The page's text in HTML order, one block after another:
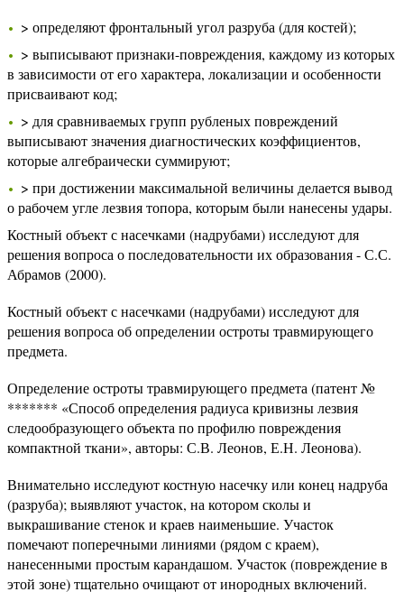
> определяют фронтальный угол разруба (для костей);
> выписывают признаки-повреждения, каждому из которых
в зависимости от его характера, локализации и особенности
присваивают код;
> для сравниваемых групп рубленых повреждений
выписывают значения диагностических коэффициентов,
которые алгебраически суммируют;
> при достижении максимальной величины делается вывод
о рабочем угле лезвия топора, которым были нанесены удары.
Костный объект с насечками (надрубами) исследуют для
решения вопроса о последовательности их образования - С.С.
Абрамов (2000).
Костный объект с насечками (надрубами) исследуют для
решения вопроса об определении остроты травмирующего
предмета.
Определение остроты травмирующего предмета (патент №
******* «Способ определения радиуса кривизны лезвия
следообразующего объекта по профилю повреждения
компактной ткани», авторы: С.В. Леонов, Е.Н. Леонова).
Внимательно исследуют костную насечку или конец надруба
(разруба); выявляют участок, на котором сколы и
выкрашивание стенок и краев наименьшие. Участок
помечают поперечными линиями (рядом с краем),
нанесенными простым карандашом. Участок (повреждение в
этой зоне) тщательно очищают от инородных включений.